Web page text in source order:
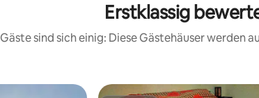
Erstklassig
Gäste sind sich einig: Diese Gästehäuser